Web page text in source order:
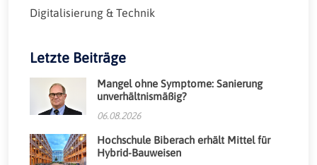
Digitalisierung & Technik
Letzte Beiträge
Mangel ohne Symptome: Sanierung
unverhältnismäßig?
06.08.2026
Hochschule Biberach erhält Mittel für
Hybrid-Bauweisen